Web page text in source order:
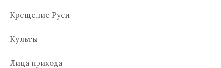
Крещение Руси
Культы
Лица прихода